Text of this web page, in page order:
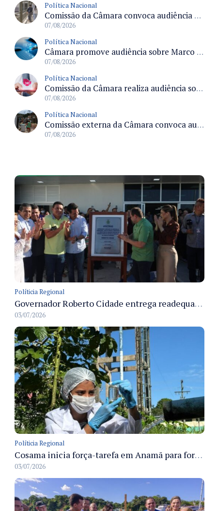
Política Nacional
Comissão da Câmara convoca audiência para discutir misoginia nas escolas e universidades após divulgação de listas misóginas
07/08/2026
Política Nacional
Câmara promove audiência sobre Marco de Fomento à Economia Digital e impactos da inteligência artificial
07/08/2026
Política Nacional
Comissão da Câmara realiza audiência sobre apostas online para medir o tamanho do mercado ilegal
07/08/2026
Política Nacional
Comissão externa da Câmara convoca audiência pública sobre chuvas na Zona da Mata de Minas Gerais e impactos em Juiz de Fora
07/08/2026
Políticia Regional
Governador Roberto Cidade entrega readequação do ambulatório da FCecon e amplia capacidade de atendimento oncológico em Manaus
03/07/2026
Políticia Regional
Cosama inicia força-tarefa em Anamã para fortalecer abastecimento de água e segurança hídrica da população
03/07/2026